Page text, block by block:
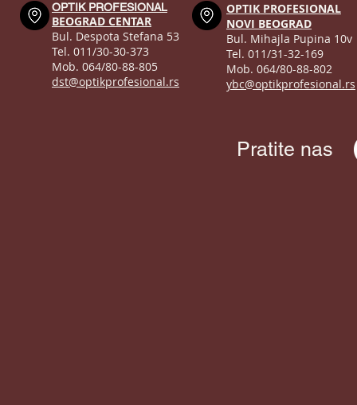
OPTIK PROFESIONAL
BEOGRAD CENTAR
Bul. Despota Stefana 53
Tel. 011/30-30-373
Mob. 064/80-88-805
dst@optikprofesional.rs
OPTIK PROFESIONAL
NOVI BEOGRAD
Bul. Mihajla Pupina 10v
Tel. 011/31-32-169
Mob. 064/80-88-802
ybc@optikprofesional.rs
Pratite nas